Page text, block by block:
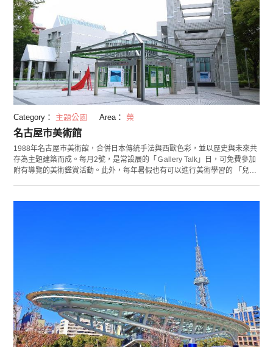
Category： 主題公園 Area： 榮
名古屋市美術館
1988年名古屋市美術館，合併日本傳統手法與西歐色彩，並以歷史與未來共
存為主題建築而成。每月2號，是常設展的「Ｇallery Talk」日，可免費參加
附有導覽的美術鑑賞活動。此外，每年暑假也有可以進行美術學習的 「兒童